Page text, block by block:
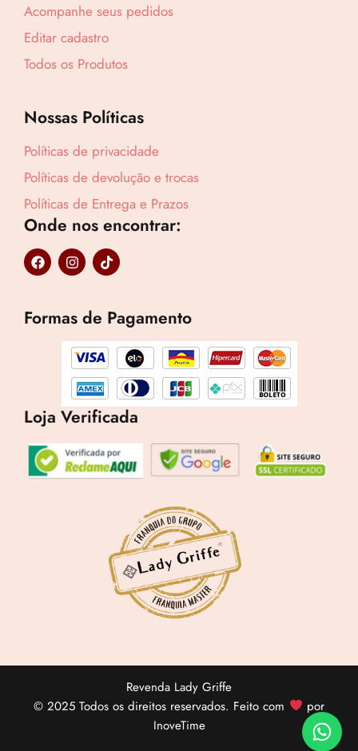
Acompanhe seus pedidos
Editar cadastro
Todos os Produtos
Nossas Políticas
Políticas de privacidade
Políticas de devolução e trocas
Políticas de Entrega e Prazos
Onde nos encontrar:
F
a
o
I
n
g
a
m
T
i
o
k
Formas de Pagamento
Loja Verificada
Revenda Lady Griffe
© 2025 Todos os direitos reservados. Feito com
por
InoveTime